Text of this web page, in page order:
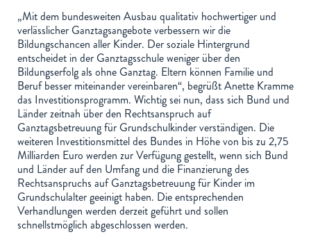
„Mit dem bundesweiten Ausbau qualitativ hochwertiger und
verlässlicher Ganztagsangebote verbessern wir die
Bildungschancen aller Kinder. Der soziale Hintergrund
entscheidet in der Ganztagsschule weniger über den
Bildungserfolg als ohne Ganztag. Eltern können Familie und
Beruf besser miteinander vereinbaren“, begrüßt Anette Kramme
das Investitionsprogramm. Wichtig sei nun, dass sich Bund und
Länder zeitnah über den Rechtsanspruch auf
Ganztagsbetreuung für Grundschulkinder verständigen. Die
weiteren Investitionsmittel des Bundes in Höhe von bis zu 2,75
Milliarden Euro werden zur Verfügung gestellt, wenn sich Bund
und Länder auf den Umfang und die Finanzierung des
Rechtsanspruchs auf Ganztagsbetreuung für Kinder im
Grundschulalter geeinigt haben. Die entsprechenden
Verhandlungen werden derzeit geführt und sollen
schnellstmöglich abgeschlossen werden.